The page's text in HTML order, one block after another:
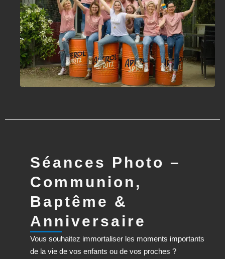
Séances Photo –
Communion,
Baptême &
Anniversaire
Vous souhaitez immortaliser les moments importants
de la vie de vos enfants ou de vos proches ?